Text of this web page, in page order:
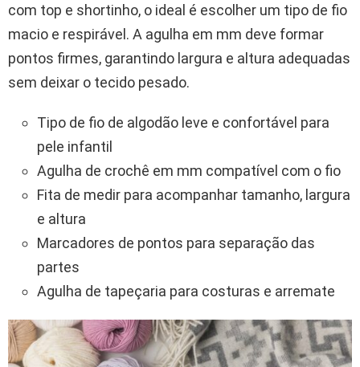
com top e shortinho, o ideal é escolher um tipo de fio
macio e respirável. A agulha em mm deve formar
pontos firmes, garantindo largura e altura adequadas
sem deixar o tecido pesado.
Tipo de fio de algodão leve e confortável para
pele infantil
Agulha de crochê em mm compatível com o fio
Fita de medir para acompanhar tamanho, largura
e altura
Marcadores de pontos para separação das
partes
Agulha de tapeçaria para costuras e arremate